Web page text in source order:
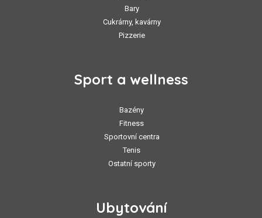
Bary
Cukrárny, kavárny
Pizzerie
Sport a wellness
Bazény
Fitness
Sportovní centra
Tenis
Ostatní sporty
Ubytování